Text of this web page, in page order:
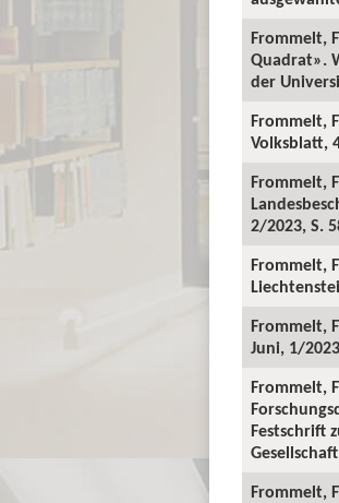
Frommelt,
Quadrat».
der
Frommelt,
Volksblatt,
Frommelt,
2/2023, S.
Frommelt,
Frommelt,
Juni, 1/
Frommelt,
Festschrift
Frommelt,